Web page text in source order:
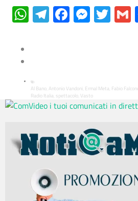
WhatsApp
Telegram
Facebook
Al Bano Antonio Vandoni Ermal Meta Fabio
Radio Italia spettacolo Vasto